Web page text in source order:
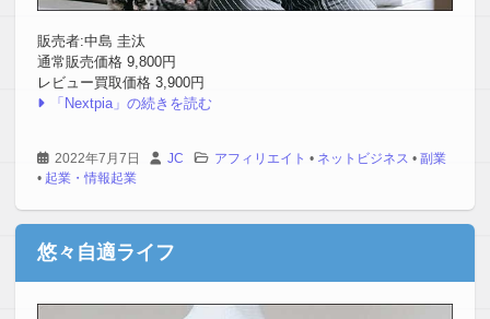
販売者:中島 圭汰
通常販売価格 9,800円
レビュー買取価格 3,900円
「Nextpia」の続きを読む
2022年7月7日 JC アフィリエイト • ネットビジネス • 副業
• 起業・情報起業
悠々自適ライフ